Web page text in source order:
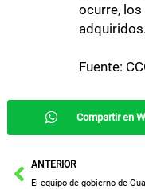
ocurre,
adquiridos.
Fuente:
Compartir en
AntANTERIOR